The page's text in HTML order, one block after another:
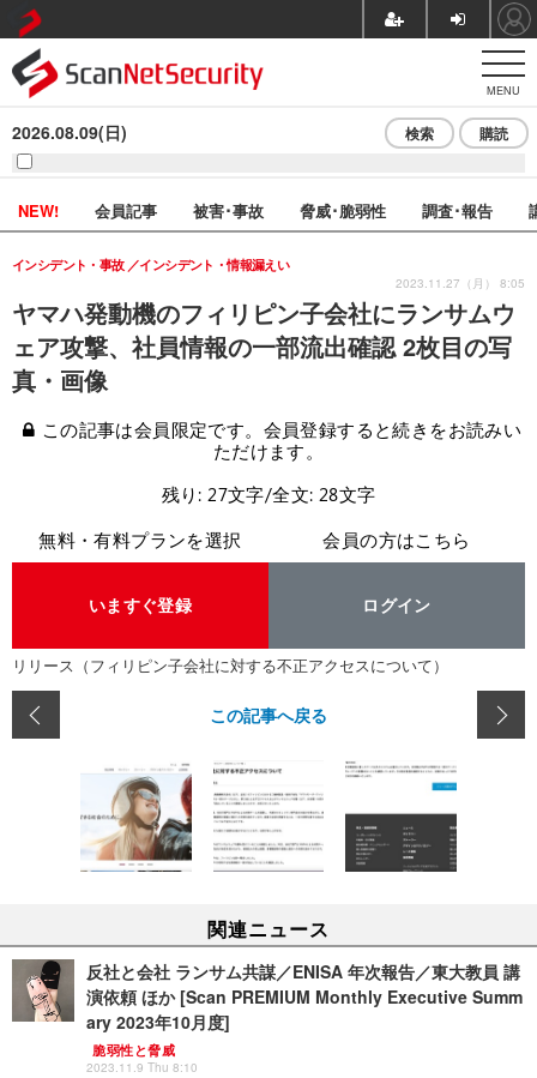
MENU
2026.08.09(日) 検索 購読
NEW! 会員記事 被害･事故 脅威･脆弱性 調査･報告
ヤマハ発動機のフィリピン子会社にランサムウ
ェア攻撃、社員情報の一部流出確認 2枚目の写
真・画像
インシデント・事故 インシデント・情報漏えい
2023.11.27（月） 8:05
この記事は会員限定です。会員登録すると続きをお読みい
ただけます。
残り: 27文字/全文: 28文字
無料・有料プランを選択
いますぐ登録
会員の方はこちら
ログイン
リリース（フィリピン子会社に対する不正アクセスについて）
この記事へ戻る
関連ニュース
反社と会社 ランサム共謀／ENISA 年次報告／東大教員 講
演依頼 ほか [Scan PREMIUM Monthly Executive Summ
ary 2023年10月度]
脆弱性と脅威
2023.11.9 Thu 8:10